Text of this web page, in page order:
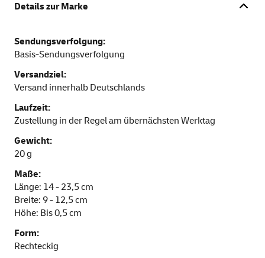
Details zur Marke
Sendungsverfolgung:
Basis-Sendungsverfolgung
Versandziel:
Versand innerhalb Deutschlands
Laufzeit:
Zustellung in der Regel am übernächsten Werktag
Gewicht:
20 g
Maße:
Länge: 14 - 23,5 cm
Breite: 9 - 12,5 cm
Höhe: Bis 0,5 cm
Form:
Rechteckig